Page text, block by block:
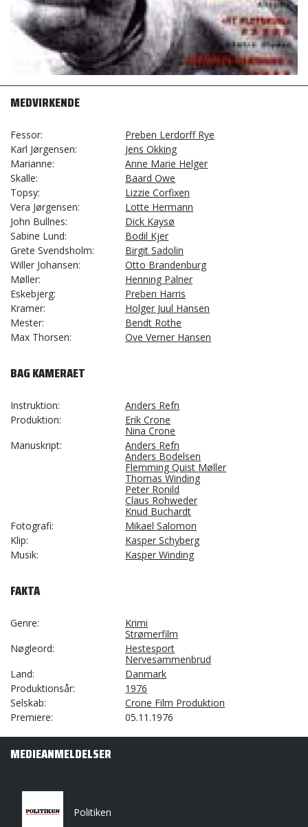
MEDVIRKENDE
Fessor
Preben Lerdorff Rye
Karl Jørgensen
Jens Okking
Marianne
Anne Marie Helger
Skalle
Baard Owe
Topsy
Lizzie Corfixen
Vera Jørgensen
Lotte Hermann
John Bullnes
Dick Kaysø
Sabine Lund
Bodil Kjer
Grete Svendsholm
Birgit Sadolin
Willer Johansen
Otto Brandenburg
Møller
Henning Palner
Eskebjerg
Preben Harris
Kramer
Holger Juul Hansen
Mester
Bendt Rothe
Max Thorsen
Ove Verner Hansen
BAG KAMERAET
Instruktion
Anders Refn
Produktion
Erik Crone
Nina Crone
Manuskript
Anders Refn
Anders Bodelsen
Flemming Quist Møller
Thomas Winding
Peter Ronild
Claus Rohweder
Knud Buchardt
Fotografi
Mikael Salomon
Klip
Kasper Schyberg
Musik
Kasper Winding
FAKTA
Genre
Krimi
Strømerfilm
Nøgleord
Hestesport
Nervesammenbrud
Land
Danmark
Produktionsår
1976
Selskab
Crone Film Produktion
Premiere
05.11.1976
MEDIEANMELDELSER
Politiken